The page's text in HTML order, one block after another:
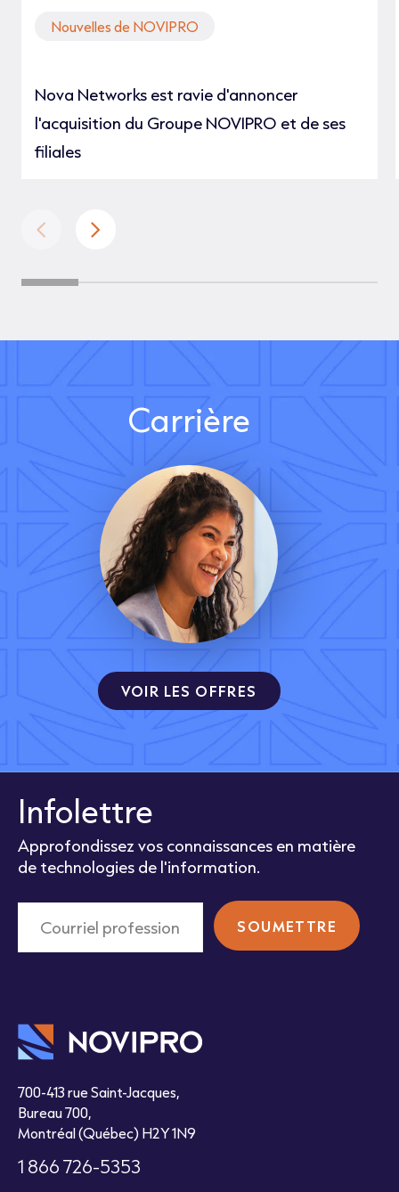
Nouvelles de NOVIPRO
Nova Networks est ravie d'annoncer
l'acquisition du Groupe NOVIPRO et de ses
filiales
Carrière
VOIR LES OFFRES
Infolettre
Approfondissez vos connaissances en matière
de technologies de l'information.
700-413 rue Saint-Jacques,
Bureau 700,
Montréal (Québec) H2Y 1N9
1 866 726-5353